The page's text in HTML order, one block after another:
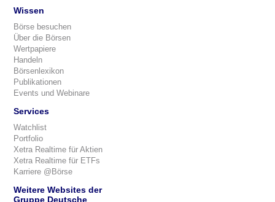
Wissen
Börse besuchen
Über die Börsen
Wertpapiere
Handeln
Börsenlexikon
Publikationen
Events und Webinare
Services
Watchlist
Portfolio
Xetra Realtime für Aktien
Xetra Realtime für ETFs
Karriere @Börse
Weitere Websites der
Gruppe Deutsche